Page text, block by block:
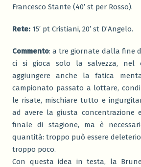
Francesco Stante (40′ st per Rosso).
Rete: 15′ pt Cristiani, 20′ st D’Angelo.
Commento: a tre giornate dalla fine
ci si gioca solo la salvezza, nel
aggiungere anche la fatica
campionato passato a lottare,
le risate, mischiare tutto e
ad avere la giusta concentrazione
finale di stagione, ma è
quantità: troppo può essere
troppo poco.
Con questa idea in testa, la